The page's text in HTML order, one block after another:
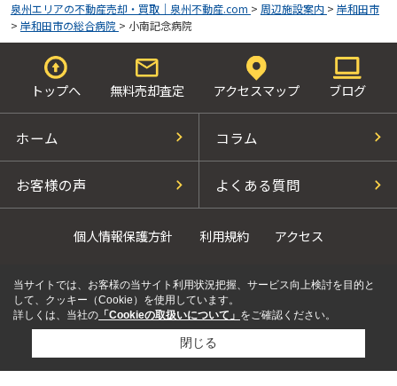
泉州エリアの不動産売却・買取｜泉州不動産.com > 周辺施設案内 > 岸和田市
> 岸和田市の総合病院 > 小南記念病院
トップへ 無料売却査定 アクセスマップ ブログ
ホーム コラム
お客様の声 よくある質問
個人情報保護方針 利用規約 アクセス
当サイトでは、お客様の当サイト利用状況把握、サービス向上検討を目的と
して、クッキー（Cookie）を使用しています。
詳しくは、当社の 「Cookieの取扱いについて」 をご確認ください。
閉じる